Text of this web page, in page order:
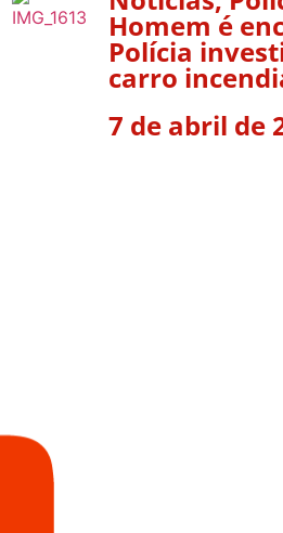
Homem é
Polícia
carro
7 de abril de